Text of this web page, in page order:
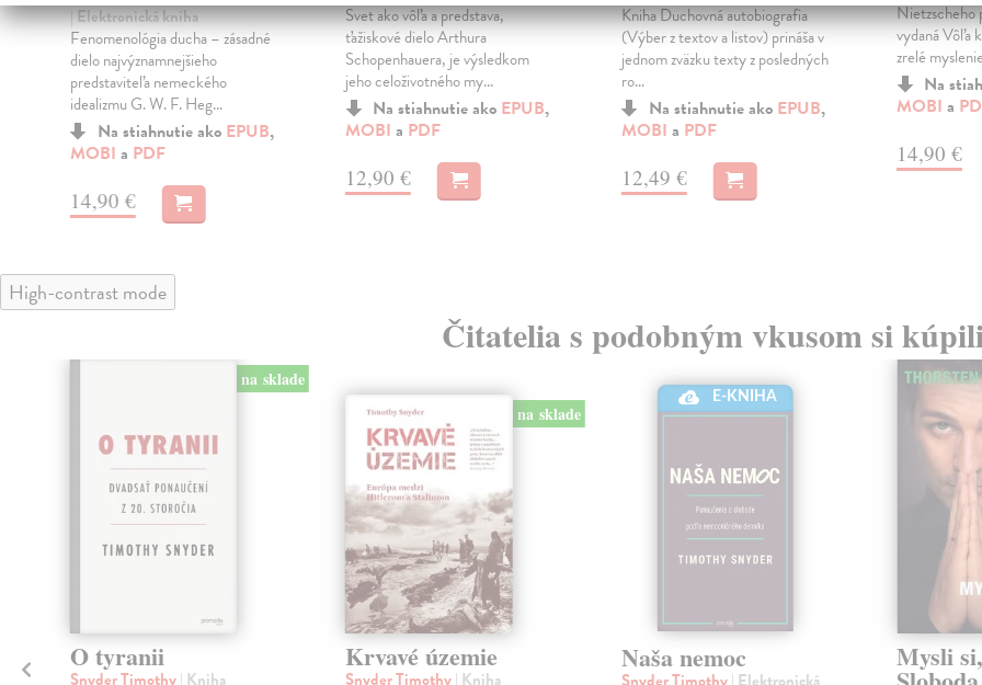
| Elektronická kniha
Fenomenológia ducha – zásadné
dielo najvýznamnejšieho
predstaviteľa nemeckého
idealizmu G. W. F. Heg...
Na stiahnutie ako EPUB,
MOBI a PDF
14,90 €
Svet ako vôľa a predstava,
ťažiskové dielo Arthura
Schopenhauera, je výsledkom
jeho celoživotného my...
Na stiahnutie ako EPUB,
MOBI a PDF
12,90 €
Kniha Duchovná autobiografia
(Výber z textov a listov) prináša v
jednom zväzku texty z posledných
ro...
Na stiahnutie ako EPUB,
MOBI a PDF
12,49 €
Nietzscheho
vydaná Vôľa
zrelé
Na
MOBI a
14,90 €
High-contrast mode
Čitatelia s podobným vkusom si
na sklade
O tyranii
Snyder Timothy| Kniha
na sklade
Krvavé územie
Snyder Timothy| Kniha
E-KNIHA
Naša nemoc Mysli